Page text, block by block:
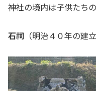
神社の境内は子供たち
石祠 （明治４０年の建立